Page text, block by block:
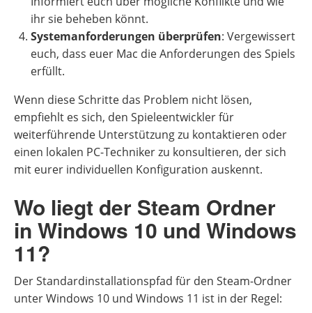
ihr sie beheben könnt.
Systemanforderungen überprüfen: Vergewissert
euch, dass euer Mac die Anforderungen des Spiels
erfüllt.
Wenn diese Schritte das Problem nicht lösen,
empfiehlt es sich, den Spieleentwickler für
weiterführende Unterstützung zu kontaktieren oder
einen lokalen PC-Techniker zu konsultieren, der sich
mit eurer individuellen Konfiguration auskennt.
Wo liegt der Steam Ordner
in Windows 10 und Windows
11?
Der Standardinstallationspfad für den Steam-Ordner
unter Windows 10 und Windows 11 ist in der Regel: